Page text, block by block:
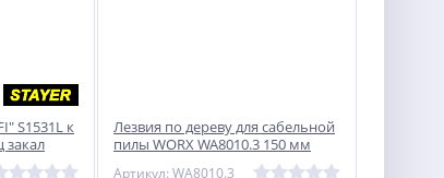
S1531L к
закал
и
Лезвия по дереву для сабельной
пилы WORX WA8010.3 150 мм
Артикул: WA8010.3